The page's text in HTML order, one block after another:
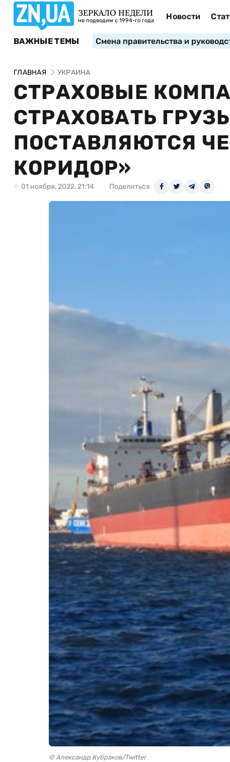
ЗЕРКАЛО НЕДЕЛИ
не подводим с 1994-го года Новости
ВАЖНЫЕ ТЕМЫ Смена правительства и
ГЛАВНАЯ УКРАИНА
СТРАХОВЫЕ
СТРАХОВАТЬ
ПОСТАВЛЯЮТСЯ
КОРИДОР»
01 ноября, 2022, 21:14 Поделиться
© Александр Кубраков/Twitter